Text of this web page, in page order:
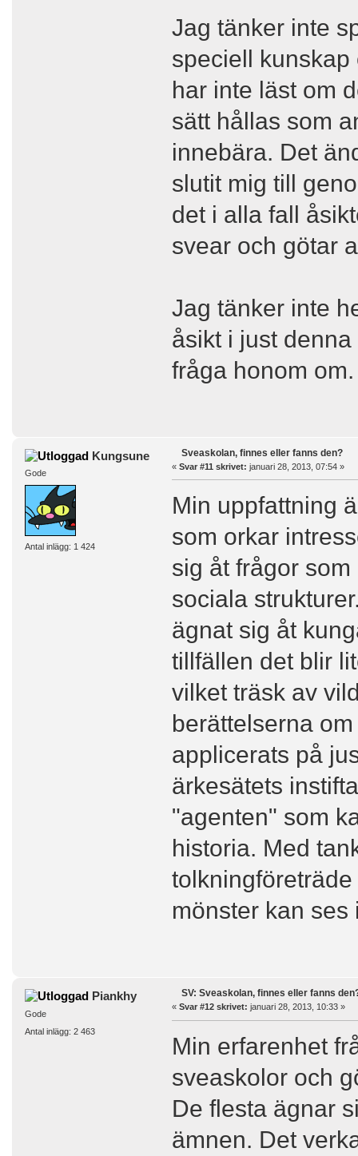
Jag tänker inte
speciell
har inte läst om
sätt hållas som
innebära. Det
slutit mig till
det i alla fall
svear och götar
Jag tänker inte
åsikt i just
fråga honom
Kungsune
Gode
Antal inlägg: 1 424
Sveaskolan, finnes eller fanns den?
« Svar #11 skrivet: januari 28, 2013, 07:54 »
Min uppfattning
som orkar
sig åt frågor
sociala
ägnat sig åt
tillfällen det blir
vilket träsk av
berättelserna
applicerats på
ärkesätets
"agenten" som
historia. Med
mönster kan
Piankhy
Gode
Antal inlägg: 2 463
SV: Sveaskolan, finnes eller fanns
« Svar #12 skrivet: januari 28, 2013, 10:33 »
Min erfarenhet
sveaskolor och
De flesta ägnar
ämnen. Det